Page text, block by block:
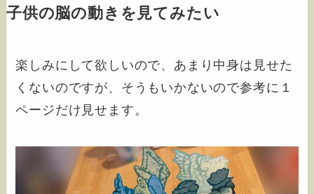
子供の脳の動きを見てみたい
楽しみにして欲しいので、あまり中身は見せた
くないのですが、そうもいかないので参考に１
ページだけ見せます。